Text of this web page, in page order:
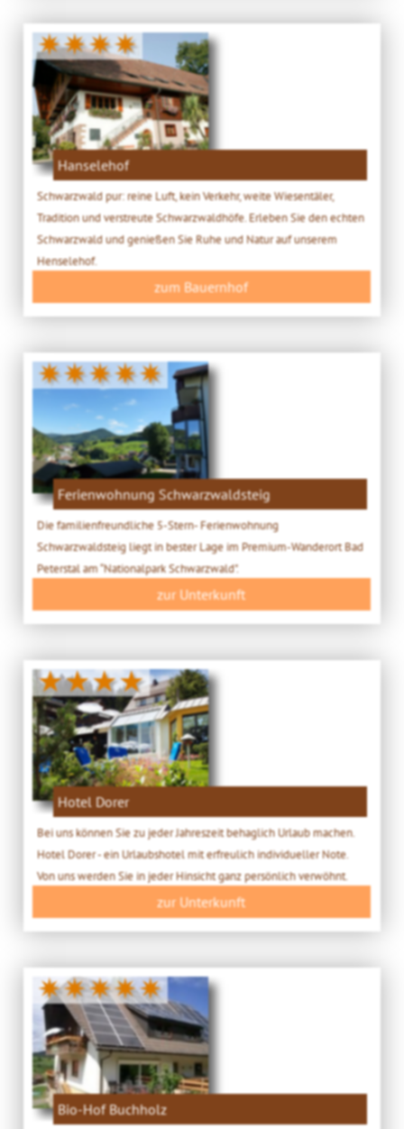
✷✷✷✷
Hanselehof
Schwarzwald pur: reine Luft, kein Verkehr, weite Wiesentäler,
Tradition und verstreute Schwarzwaldhöfe. Erleben Sie den echten
Schwarzwald und genießen Sie Ruhe und Natur auf unserem
Henselehof.
zum Bauernhof
✷✷✷✷✷
Ferienwohnung Schwarzwaldsteig
Die familienfreundliche 5-Stern- Ferienwohnung
Schwarzwaldsteig liegt in bester Lage im Premium-Wanderort Bad
Peterstal am “Nationalpark Schwarzwald".
zur Unterkunft
★★★★
Hotel Dorer
Bei uns können Sie zu jeder Jahreszeit behaglich Urlaub machen.
Hotel Dorer - ein Urlaubshotel mit erfreulich individueller Note.
Von uns werden Sie in jeder Hinsicht ganz persönlich verwöhnt.
zur Unterkunft
✷✷✷✷✷
Bio-Hof Buchholz